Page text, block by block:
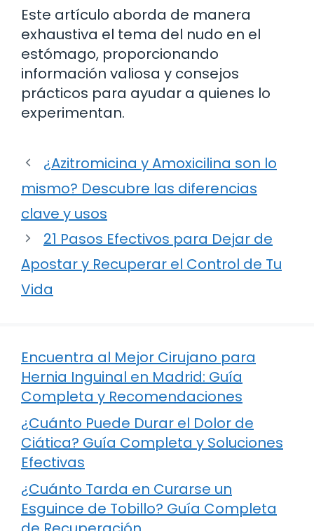
Este artículo aborda de manera
exhaustiva el tema del nudo en el
estómago, proporcionando
información valiosa y consejos
prácticos para ayudar a quienes lo
experimentan.
¿Azitromicina y Amoxicilina son lo
mismo? Descubre las diferencias
clave y usos
21 Pasos Efectivos para Dejar de
Apostar y Recuperar el Control de Tu
Vida
Encuentra al Mejor Cirujano para
Hernia Inguinal en Madrid: Guía
Completa y Recomendaciones
¿Cuánto Puede Durar el Dolor de
Ciática? Guía Completa y Soluciones
Efectivas
¿Cuánto Tarda en Curarse un
Esguince de Tobillo? Guía Completa